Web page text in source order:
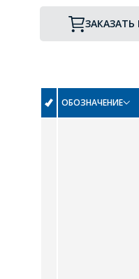
ОБОЗНАЧЕНИЕ